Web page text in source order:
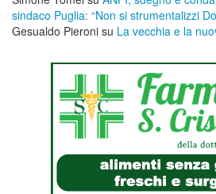
sindaco Puglia: “Non si strumentalizzi
Gesualdo Pieroni su La vecchia e la